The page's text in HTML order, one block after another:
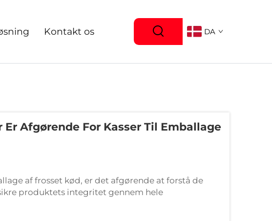
Kontakt os DA
Afgørende For Kasser Til Emballage
af frosset kød, er det afgørende at forstå de
produktets integritet gennem hele
Frosset kød står over for unikke udfordringer